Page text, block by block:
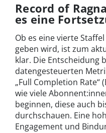
Record of
es eine
Ob es eine vierte
geben wird, ist zum
klar. Die Entscheidung
datengesteuerten
„Full Completion Rate“
wie viele
beginnen, diese auch
durchschauen. Eine
Engagement und